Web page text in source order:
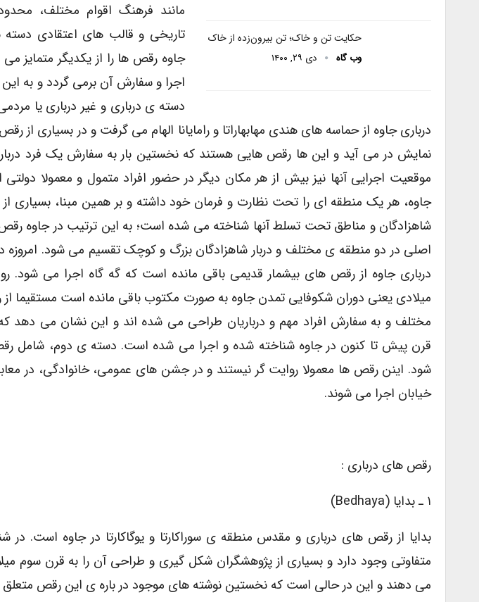
حکایت تن و خاک؛ تن بیرون‌زده از خاک
وب گاه دی ۲۹, ۱۴۰۰
مانند فرهنگ اقوام مختلف،
تاریخی و قالب های اعتقادی دسته
جاوه رقص ها را از یکدیگر متمایز
اجرا و سفارش آن برمی گردد و به
دسته ی درباری و غیر درباری یا
درباری جاوه از حماسه های هندی مهابهاراتا و رامایانا الهام می گرفت و در بسیاری
نمایش در می آید و این ها رقص هایی هستند که نخستین بار به سفارش یک فرد
موقعیت اجرایی آنها نیز بیش از هر مکان دیگر در حضور افراد متمول و معمولا
جاوه، هر یک منطقه ای را تحت نظارت و فرمان خود داشته و بر همین مبنا، بسیاری
شاهزادگان و مناطق تحت تسلط آنها شناخته می شده است؛ به این ترتیب در جاوه
اصلی در دو منطقه ی مختلف و دربار شاهزادگان بزرگ و کوچک تقسیم می شود.
درباری جاوه از رقص های بیشمار قدیمی باقی مانده است که گه گاه اجرا می شود.
میلادی یعنی دوران شکوفایی تمدن جاوه به صورت مکتوب باقی مانده است مستقیما
قرن پیش تا کنون در جاوه شناخته شده و اجرا می شده است. دسته ی دوم، شامل
شود. اینن رقص ها معمولا روایت گر نیستند و در جشن های عمومی، خانوادگی، در
خیابان اجرا می شوند.
رقص های درباری :
۱ ـ بدایا (bedhaya)
بدایا از رقص های درباری و مقدس منطقه ی سوراکارتا و یوگاکارتا در جاوه است.
متفاوتی وجود دارد و بسیاری از پژوهشگران شکل گیری و طراحی آن را به قرن سوم
می دهند و این در حالی است که نخستین نوشته های موجود در باره ی این رقص